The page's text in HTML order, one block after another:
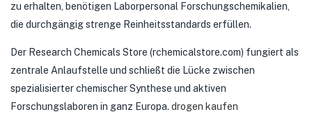
zu erhalten, benötigen Laborpersonal Forschungschemikalien,
die durchgängig strenge Reinheitsstandards erfüllen.
Der Research Chemicals Store (rchemicalstore.com) fungiert als
zentrale Anlaufstelle und schließt die Lücke zwischen
spezialisierter chemischer Synthese und aktiven
Forschungslaboren in ganz Europa. drogen kaufen